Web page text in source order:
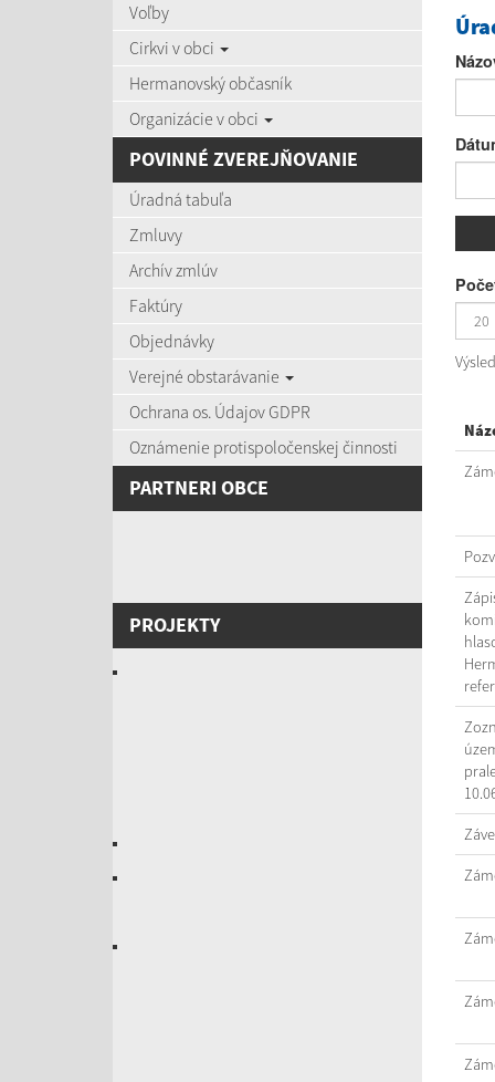
Voľby
Cirkvi v obci
Hermanovský občasník
Organizácie v obci
POVINNÉ ZVEREJŇOVANIE
Úradná tabuľa
Zmluvy
Archív zmlúv
Faktúry
Objednávky
Verejné obstarávanie
Ochrana os. Údajov GDPR
Oznámenie protispoločenskej činnosti
PARTNERI OBCE
PROJEKTY